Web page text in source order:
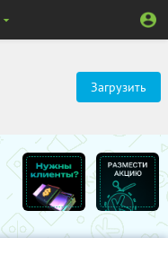
Загрузить